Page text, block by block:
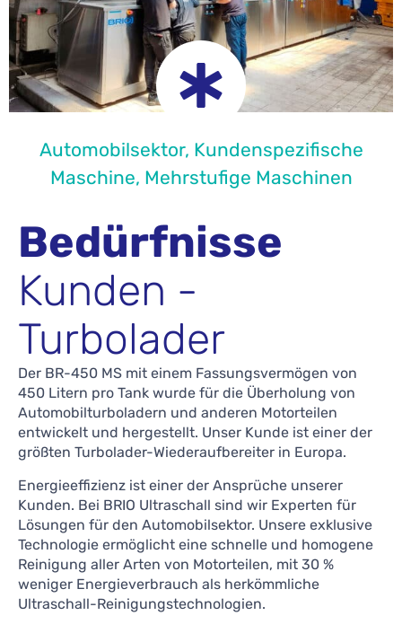
Automobilsektor, Kundenspezifische
Maschine, Mehrstufige Maschinen
Bedürfnisse
Kunden -
Turbolader
Der BR-450 MS mit einem Fassungsvermögen von
450 Litern pro Tank wurde für die Überholung von
Automobilturboladern und anderen Motorteilen
entwickelt und hergestellt. Unser Kunde ist einer der
größten Turbolader-Wiederaufbereiter in Europa.
Energieeffizienz ist einer der Ansprüche unserer
Kunden. Bei BRIO Ultraschall sind wir Experten für
Lösungen für den Automobilsektor. Unsere exklusive
Technologie ermöglicht eine schnelle und homogene
Reinigung aller Arten von Motorteilen, mit 30 %
weniger Energieverbrauch als herkömmliche
Ultraschall-Reinigungstechnologien.